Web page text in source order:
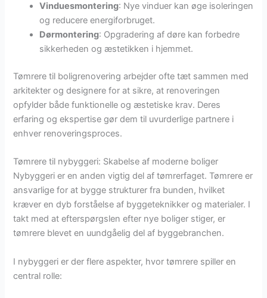
Vinduesmontering: Nye vinduer kan øge isoleringen
og reducere energiforbruget.
Dørmontering: Opgradering af døre kan forbedre
sikkerheden og æstetikken i hjemmet.
Tømrere til boligrenovering arbejder ofte tæt sammen med
arkitekter og designere for at sikre, at renoveringen
opfylder både funktionelle og æstetiske krav. Deres
erfaring og ekspertise gør dem til uvurderlige partnere i
enhver renoveringsproces.
Tømrere til nybyggeri: Skabelse af moderne boliger
Nybyggeri er en anden vigtig del af tømrerfaget. Tømrere er
ansvarlige for at bygge strukturer fra bunden, hvilket
kræver en dyb forståelse af byggeteknikker og materialer. I
takt med at efterspørgslen efter nye boliger stiger, er
tømrere blevet en uundgåelig del af byggebranchen.
I nybyggeri er der flere aspekter, hvor tømrere spiller en
central rolle: